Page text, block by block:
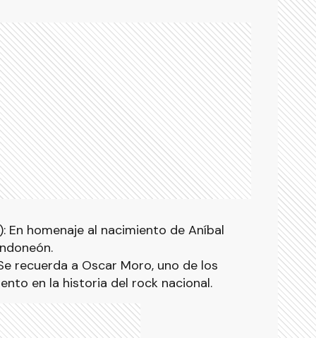
En homenaje al nacimiento de Aníbal
recuerda a Oscar Moro, uno de los
en la historia del rock nacional.